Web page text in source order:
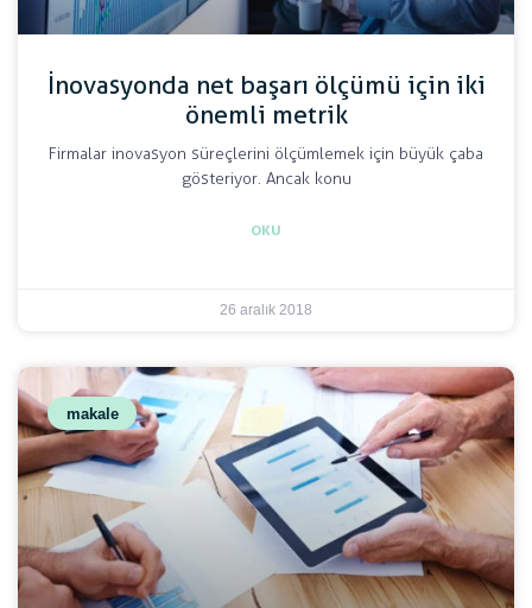
İnovasyonda net başarı ölçümü için iki
önemli metrik
Firmalar inovasyon süreçlerini ölçümlemek için büyük çaba
gösteriyor. Ancak konu
OKU
26 aralık 2018
makale